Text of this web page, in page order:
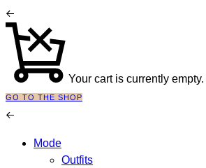
Your cart is currently empty.
GO TO THE SHOP
Mode
Outfits